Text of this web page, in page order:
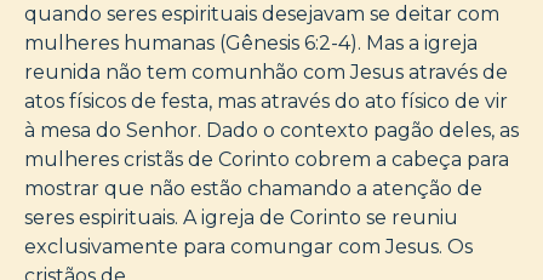
quando seres espirituais desejavam se deitar com
mulheres humanas (Gênesis 6:2-4). Mas a igreja
reunida não tem comunhão com Jesus através de
atos físicos de festa, mas através do ato físico de vir
à mesa do Senhor. Dado o contexto pagão deles, as
mulheres cristãs de Corinto cobrem a cabeça para
mostrar que não estão chamando a atenção de
seres espirituais. A igreja de Corinto se reuniu
exclusivamente para comungar com Jesus. Os